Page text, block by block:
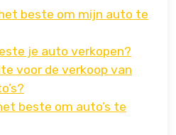
beste om mijn auto te
je auto verkopen?
voor de verkoop van
beste om auto’s te